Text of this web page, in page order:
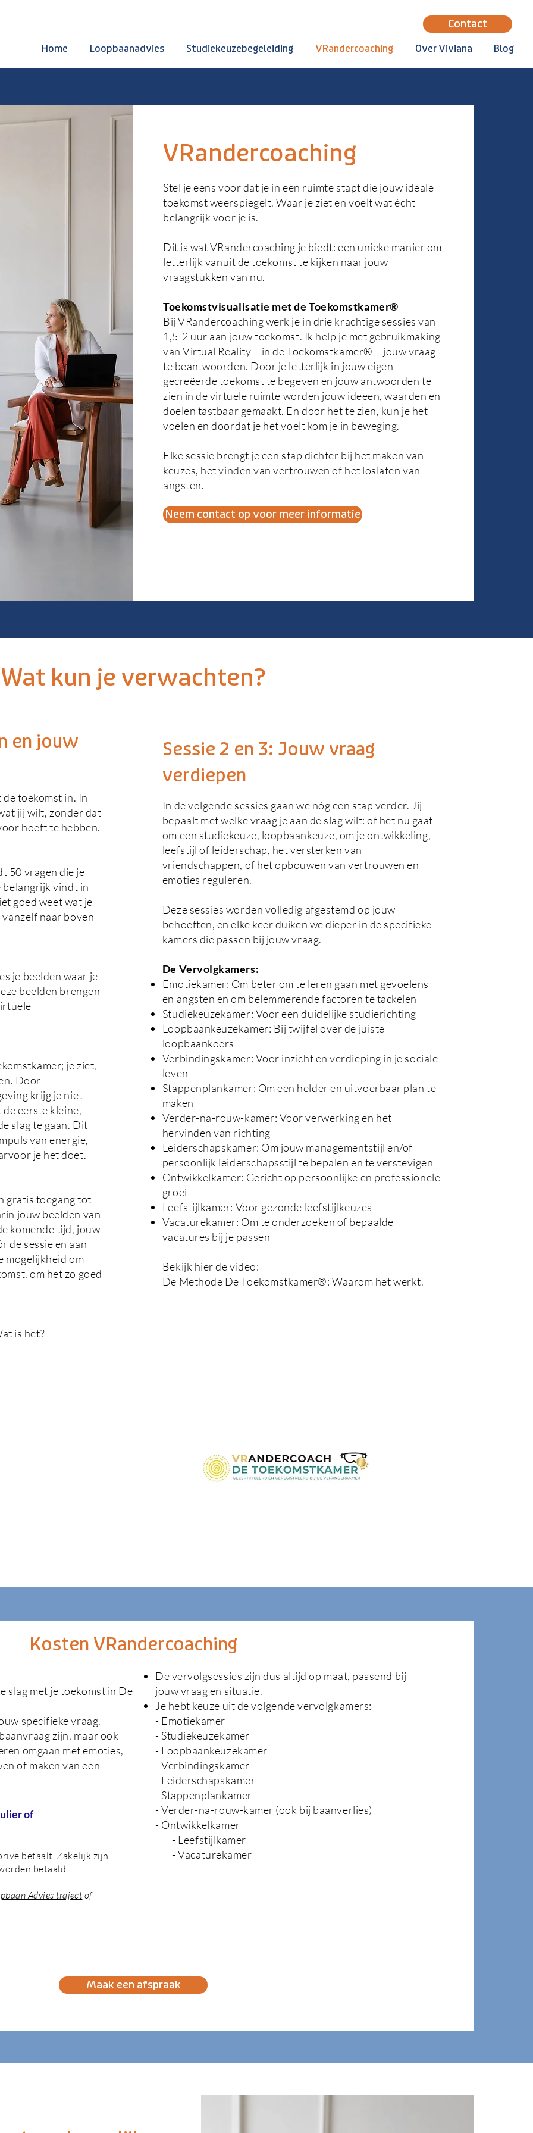
Contact
Home Loopbaanadvies Studiekeuzebegeleiding VRandercoaching Over Viviana Blog
VRandercoaching
Stel je eens voor dat je in een ruimte stapt die jouw ideale
toekomst weerspiegelt. Waar je ziet en voelt wat écht
belangrijk voor je is.
Dit is wat VRandercoaching je biedt: een unieke manier om
letterlijk vanuit de toekomst te kijken naar jouw
vraagstukken van nu.
Toekomstvisualisatie met de Toekomstkamer®
Bij VRandercoaching werk je in drie krachtige sessies van
1,5-2 uur aan jouw toekomst. Ik help je met gebruikmaking
van Virtual Reality – in de Toekomstkamer® – jouw vraag
te beantwoorden. Door je letterlijk in jouw eigen
gecreëerde toekomst te begeven en jouw antwoorden te
zien in de virtuele ruimte worden jouw ideeën, waarden en
doelen tastbaar gemaakt. En door het te zien, kun je het
voelen en doordat je het voelt kom je in beweging.
Elke sessie brengt je een stap dichter bij het maken van
keuzes, het vinden van vertrouwen of het loslaten van
angsten.
Neem contact op voor meer informatie
Wat kun je verwachten?
en jouw
de toekomst in. In
jij wilt, zonder dat
hoeft te hebben.
50 vragen die je
belangrijk vindt in
goed weet wat je
naar boven
je beelden waar je
beelden brengen
je ziet,
Door
krijg je niet
eerste kleine,
slag te gaan. Dit
van energie,
je het doet.
gratis toegang tot
jouw beelden van
komende tijd, jouw
de sessie en aan
mogelijkheid om
om het zo goed
is het?
Sessie 2 en 3: Jouw vraag
verdiepen
In de volgende sessies gaan we nóg een stap verder. Jij
bepaalt met welke vraag je aan de slag wilt: of het nu gaat
om een studiekeuze, loopbaankeuze, om je ontwikkeling,
leefstijl of leiderschap, het versterken van
vriendschappen, of het opbouwen van vertrouwen en
emoties reguleren.
Deze sessies worden volledig afgestemd op jouw
behoeften, en elke keer duiken we dieper in de specifieke
kamers die passen bij jouw vraag.
De Vervolgkamers:
Emotiekamer: Om beter om te leren gaan met gevoelens
en angsten en om belemmerende factoren te tackelen
Studiekeuzekamer: Voor een duidelijke studierichting
Loopbaankeuzekamer: Bij twijfel over de juiste
loopbaankoers
Verbindingskamer: Voor inzicht en verdieping in je sociale
leven
Stappenplankamer: Om een helder en uitvoerbaar plan te
maken
Verder-na-rouw-kamer: Voor verwerking en het
hervinden van richting
Leiderschapskamer: Om jouw managementstijl en/of
persoonlijk leiderschapsstijl te bepalen en te verstevigen
Ontwikkelkamer: Gericht op persoonlijke en professionele
groei
Leefstijlkamer: Voor gezonde leefstijlkeuzes
Vacaturekamer: Om te onderzoeken of bepaalde
vacatures bij je passen
Bekijk hier de video:
De Methode De Toekomstkamer®: Waarom het werkt.
Kosten VRandercoaching
slag met je toekomst in De
specifieke vraag.
zijn, maar ook
omgaan met emoties,
of maken van een
of
betaalt. Zakelijk zijn
betaald.
Advies trajectof
De vervolgsessies zijn dus altijd op maat, passend bij
jouw vraag en situatie.
Je hebt keuze uit de volgende vervolgkamers:
- Emotiekamer
- Studiekeuzekamer
- Loopbaankeuzekamer
- Verbindingskamer
- Leiderschapskamer
- Stappenplankamer
- Verder-na-rouw-kamer (ook bij baanverlies)
- Ontwikkelkamer
- Leefstijlkamer
- Vacaturekamer
Maak een afspraak